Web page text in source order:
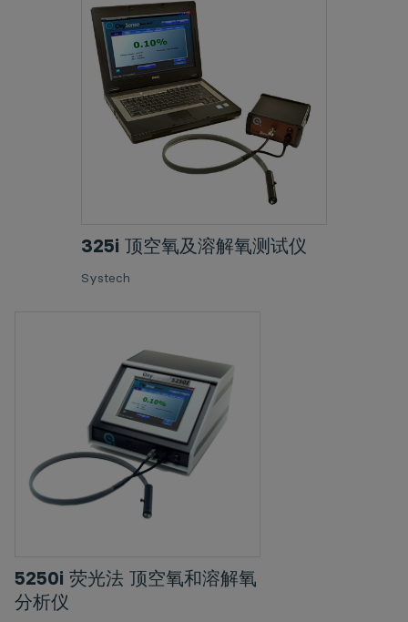
325i 顶空氧及溶解氧测试仪
Systech
5250i 荧光法 顶空氧和溶解氧
分析仪